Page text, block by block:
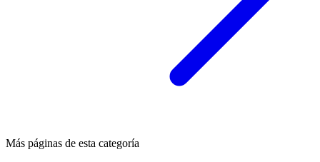
Más páginas de esta categoría